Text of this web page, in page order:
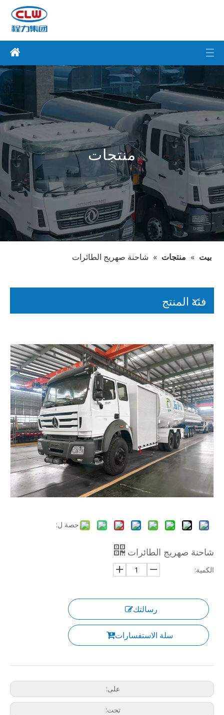
منتجات
بيت » منتجات » شاحنة صهريج الطائرات
فئة المنتج
حصة ل:
شاحنة صهريج الطائرات
الكمية:
رسالتك
سلة الاستفسارات
على:
تحت: